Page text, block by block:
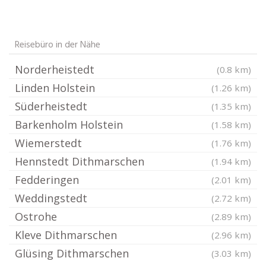
Reisebüro in der Nähe
Norderheistedt (0.8 km)
Linden Holstein (1.26 km)
Süderheistedt (1.35 km)
Barkenholm Holstein (1.58 km)
Wiemerstedt (1.76 km)
Hennstedt Dithmarschen (1.94 km)
Fedderingen (2.01 km)
Weddingstedt (2.72 km)
Ostrohe (2.89 km)
Kleve Dithmarschen (2.96 km)
Glüsing Dithmarschen (3.03 km)